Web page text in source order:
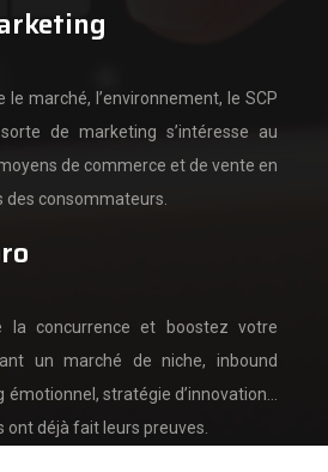
le marché, l’environnement, le SCP
de marketing s’intéresse au
de commerce et de vente en
des consommateurs.
la concurrence et boostez votre
un marché de niche, inbound
stratégie d’innovation…
déjà fait leurs preuves.